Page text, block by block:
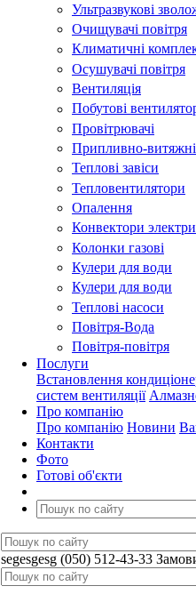
Ультразвукові
Очищувачі повітря
Климатичні
Осушувачі повітря
Вентиляція
Побутові
Провітрювачі
Припливно-витяжні
Теплові завіси
Тепловентилятори
Опалення
Конвектори
Колонки газові
Кулери для води
Кулери для води
Теплові насоси
Повітря-Вода
Повітря-повітря
Послуги
Встановлення
систем вентиляції
Про компанію
Про компанію Новини
Контакти
Фото
Готові об'єкти
segesgesg (050) 512-43-33